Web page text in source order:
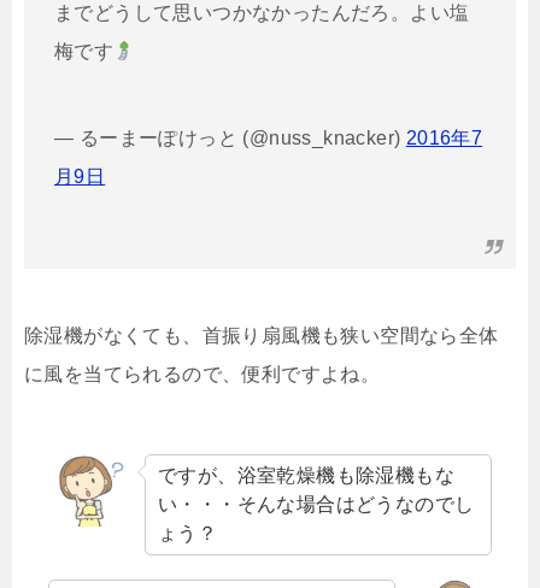
までどうして思いつかなかったんだろ。よい塩
梅です
— るーまーぽけっと (@nuss_knacker) 2016年7
月9日
除湿機がなくても、首振り扇風機も狭い空間なら全体
に風を当てられるので、便利ですよね。
ですが、浴室乾燥機も除湿機もな
い・・・そんな場合はどうなのでし
ょう？